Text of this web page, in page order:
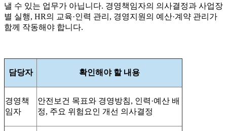
낼 수 있는 업무가 아닙니다. 경영책임자의 의사결정과 사업장
별 실행, HR의 교육·인력 관리, 경영지원의 예산·계약 관리가
함께 작동해야 합니다.
담당자 확인해야 할 내용
경영책
임자
안전보건 목표와 경영방침, 인력·예산 배
정, 주요 위험요인 개선 의사결정